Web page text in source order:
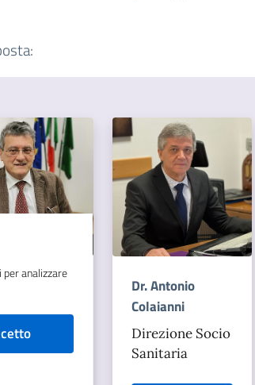
Bellini
Dr. Antonio
Colaianni
Direzione Socio
Sanitaria
analizzare